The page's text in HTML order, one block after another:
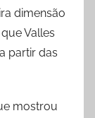
dimensão
Valles
partir das
mostrou